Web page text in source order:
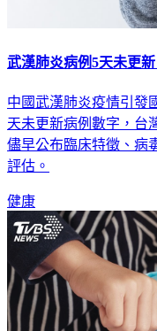
武漢肺炎病例5天未更
中國武漢肺炎疫情引發
天未更新病例數字，台
儘早公布臨床特徵、病
評估。
健康